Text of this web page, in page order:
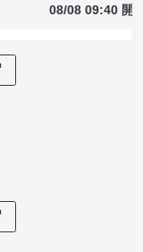
08/08 09:40 開